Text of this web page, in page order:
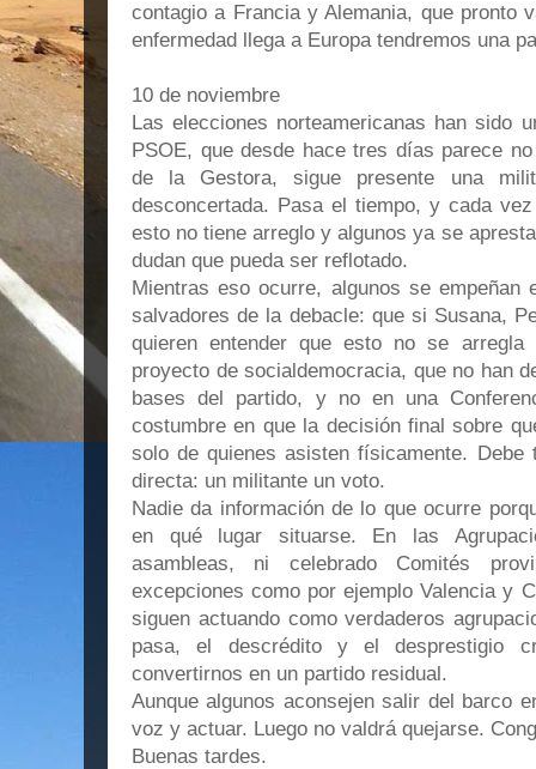
contagio a Francia y Alemania, que pronto
enfermedad llega a Europa tendremos una
10 de noviembre
Las elecciones norteamericanas han sido
PSOE, que desde hace tres días parece
de la Gestora, sigue presente una
desconcertada. Pasa el tiempo, y cada
esto no tiene arreglo y algunos ya se
dudan que pueda ser reflotado.
Mientras eso ocurre, algunos se empeñan
salvadores de la debacle: que si Susana,
quieren entender que esto no se
proyecto de socialdemocracia, que no han
bases del partido, y no en una
costumbre en que la decisión final sobre
solo de quienes asisten físicamente. Debe
directa: un militante un voto.
Nadie da información de lo que ocurre
en qué lugar situarse. En las
asambleas, ni celebrado Comités
excepciones como por ejemplo Valencia y
siguen actuando como verdaderos
pasa, el descrédito y el desprestigio
convertirnos en un partido residual.
Aunque algunos aconsejen salir del barco
voz y actuar. Luego no valdrá quejarse.
Buenas tardes.